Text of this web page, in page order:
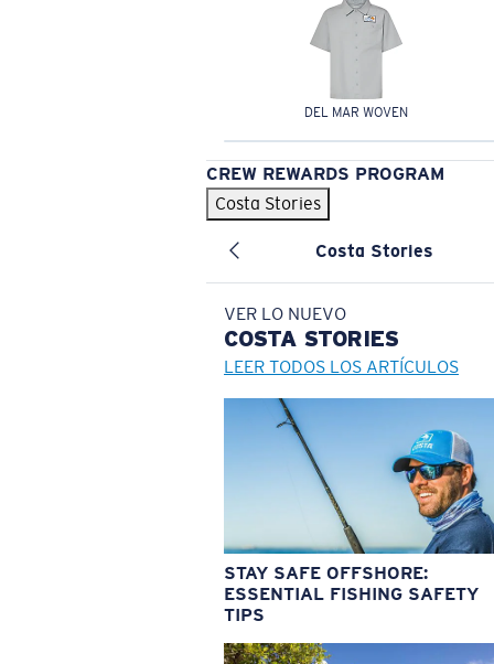
DEL MAR WOVEN
CREW REWARDS PROGRAM
Costa Stories
Costa Stories
VER LO NUEVO
COSTA STORIES
LEER TODOS LOS ARTÍCULOS
STAY SAFE OFFSHORE:
ESSENTIAL FISHING SAFETY
TIPS